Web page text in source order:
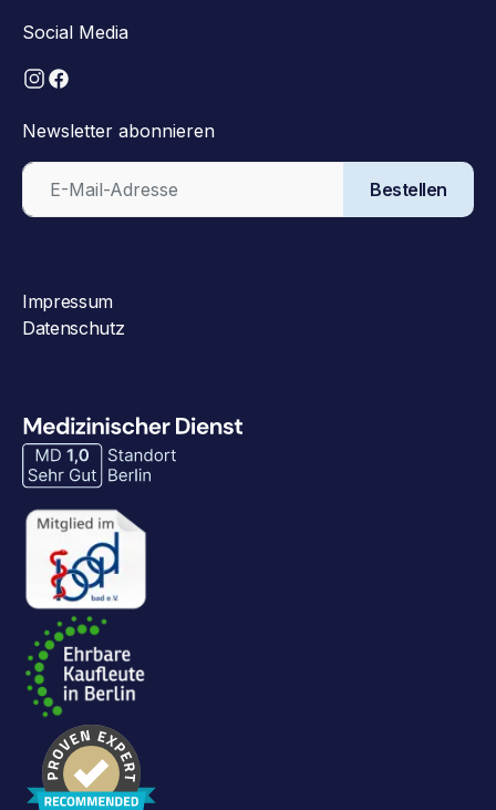
Social Media
Newsletter abonnieren
Bestellen
Impressum
Datenschutz